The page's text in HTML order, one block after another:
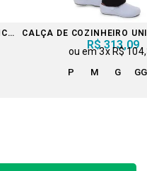
DÓLMÃ FEMININA EM PIQUET BRANCA BOTÃO PRESSÃO EMBUTIDO CALÇA DE COZINHEIRO
R$ 313,09
3x R$
P M G GG